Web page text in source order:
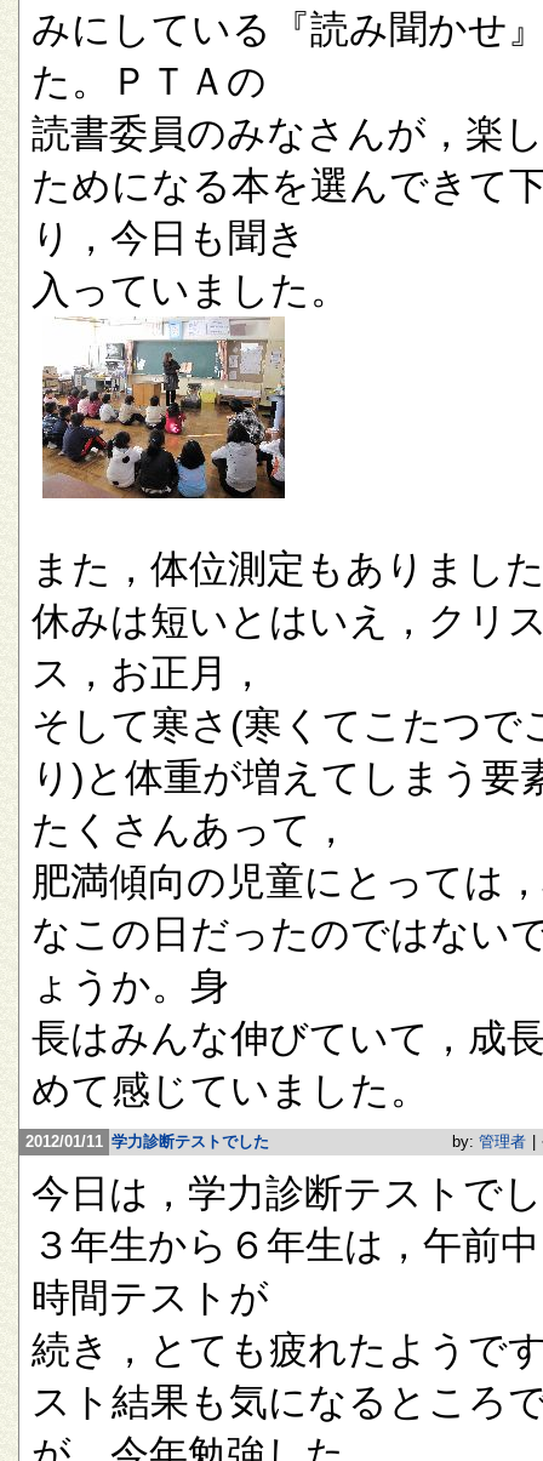
みにしている『読み聞かせ
た。ＰＴＡの
読書委員のみなさんが，楽
ためになる本を選んできて
り，今日も聞き
入っていました。
また，体位測定もありまし
休みは短いとはいえ，クリ
ス，お正月，
そして寒さ(寒くてこたつで
り)と体重が増えてしまう要
たくさんあって，
肥満傾向の児童にとっては
なこの日だったのではない
ょうか。身
長はみんな伸びていて，成
めて感じていました。
2012/01/11 学力診断テストでした by: 管理者
今日は，学力診断テストで
３年生から６年生は，午前
時間テストが
続き，とても疲れたようで
スト結果も気になるところ